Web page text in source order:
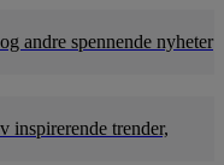
andre spennende nyheter
inspirerende trender,